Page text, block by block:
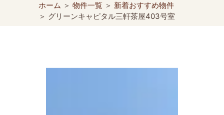
ホーム ＞ 物件一覧 ＞ 新着おすすめ物件
＞ グリーンキャピタル三軒茶屋403号室